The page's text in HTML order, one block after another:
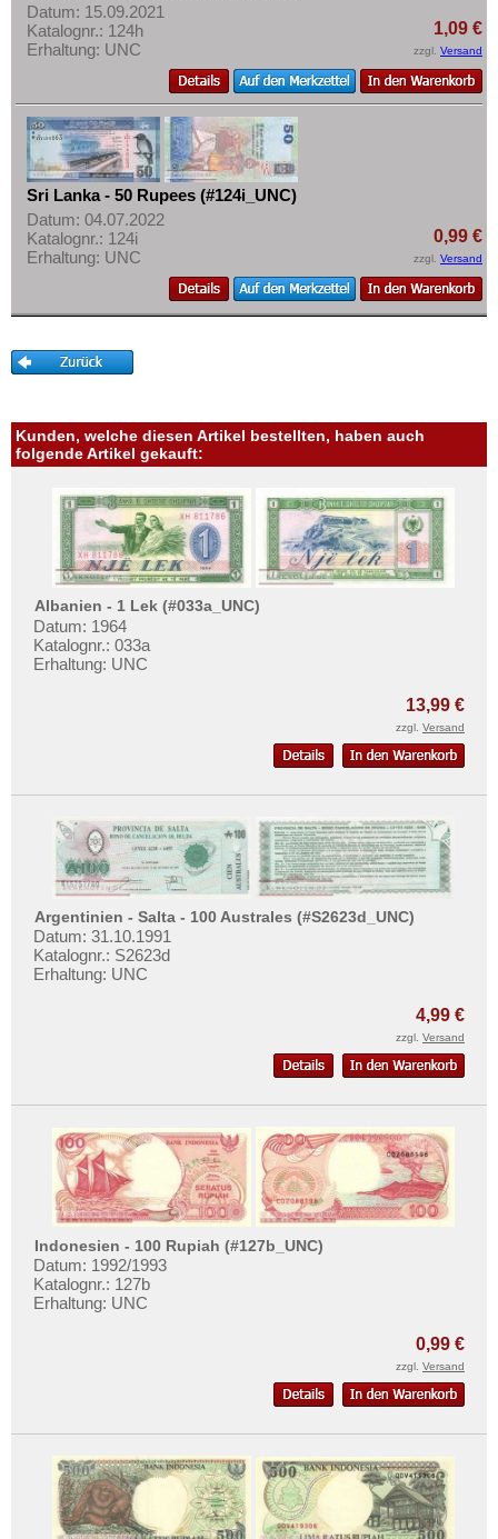
Datum: 15.09.2021
Katalognr.: 124h
Erhaltung: UNC
1,09 €
zzgl. Versand
Sri Lanka - 50 Rupees (#124i_UNC)
Datum: 04.07.2022
Katalognr.: 124i
Erhaltung: UNC
0,99 €
zzgl. Versand
Kunden, welche diesen Artikel bestellten, haben auch
folgende Artikel gekauft:
Albanien - 1 Lek (#033a_UNC)
Datum: 1964
Katalognr.: 033a
Erhaltung: UNC
13,99 €
zzgl. Versand
Argentinien - Salta - 100 Australes (#S2623d_UNC)
Datum: 31.10.1991
Katalognr.: S2623d
Erhaltung: UNC
4,99 €
zzgl. Versand
Indonesien - 100 Rupiah (#127b_UNC)
Datum: 1992/1993
Katalognr.: 127b
Erhaltung: UNC
0,99 €
zzgl. Versand